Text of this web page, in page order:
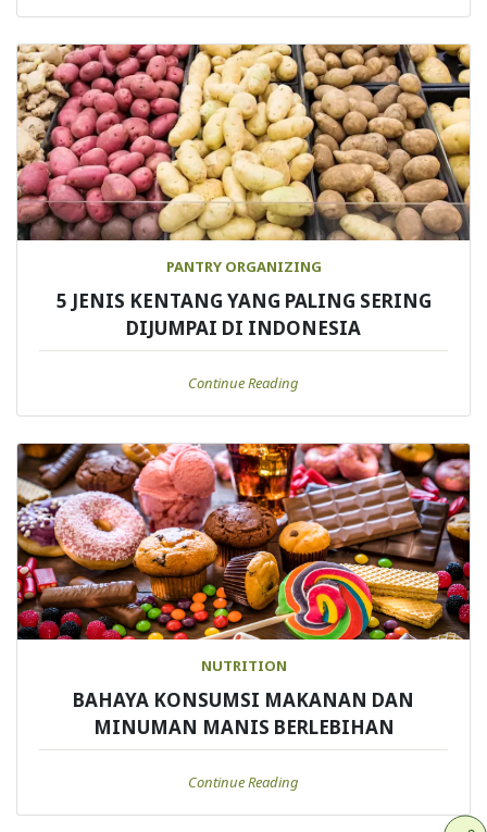
PANTRY ORGANIZING
5 JENIS KENTANG YANG PALING SERING
DIJUMPAI DI INDONESIA
Continue Reading
NUTRITION
BAHAYA KONSUMSI MAKANAN DAN
MINUMAN MANIS BERLEBIHAN
Continue Reading